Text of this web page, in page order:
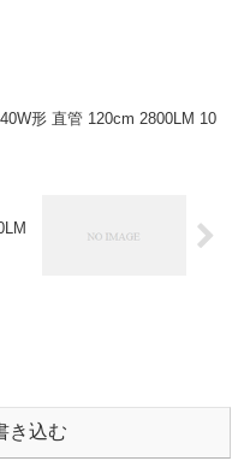
形 直管 120cm 2800LM 10
き込む